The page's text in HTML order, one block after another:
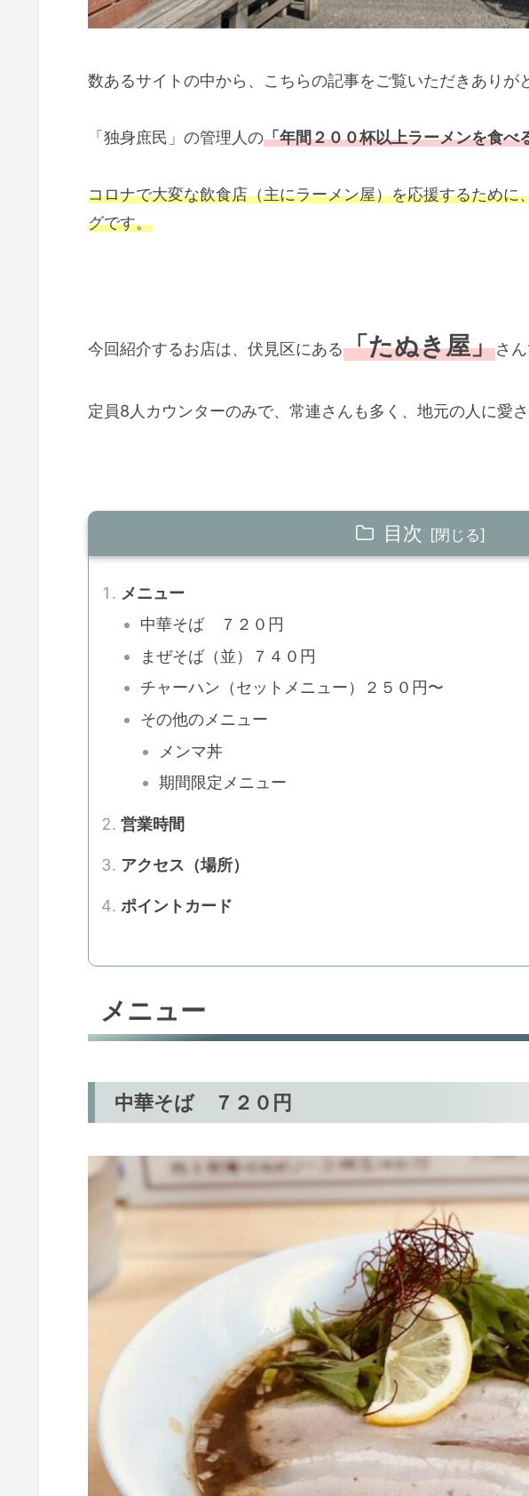
数あるサイトの中から、こちらの記事をご覧いただきありが
「独身庶民」の管理人の「年間２００杯以上ラーメンを食べ
コロナで大変な飲食店（主にラーメン屋）を応援するために
グです。
今回紹介するお店は、伏見区にある「たぬき屋」さん
定員8人カウンターのみで、常連さんも多く、地元の人に愛
目次
メニュー
中華そば ７２０円
まぜそば（並）７４０円
チャーハン（セットメニュー）２５０円〜
その他のメニュー
メンマ丼
期間限定メニュー
営業時間
アクセス（場所）
ポイントカード
メニュー
中華そば ７２０円